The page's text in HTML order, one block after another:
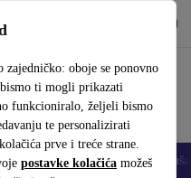
oboje se ponovno
ti mogli prikazati
funkcioniralo, željeli bismo
te personalizirati
prve i treće strane.
postavke kolačića možeš
Pametni satovi Dodaci